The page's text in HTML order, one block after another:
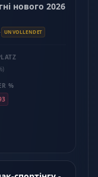
нового 2026
· UNVOLLENDET
%